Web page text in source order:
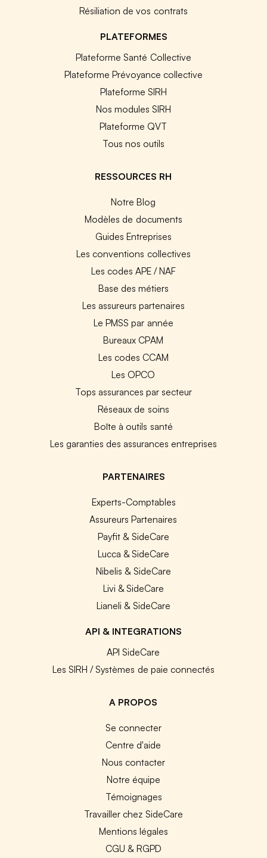
Résiliation de vos contrats
PLATEFORMES
Plateforme Santé Collective
Plateforme Prévoyance collective
Plateforme SIRH
Nos modules SIRH
Plateforme QVT
Tous nos outils
RESSOURCES RH
Notre Blog
Modèles de documents
Guides Entreprises
Les conventions collectives
Les codes APE / NAF
Base des métiers
Les assureurs partenaires
Le PMSS par année
Bureaux CPAM
Les codes CCAM
Les OPCO
Tops assurances par secteur
Réseaux de soins
Boîte à outils santé
Les garanties des assurances entreprises
PARTENAIRES
Experts-Comptables
Assureurs Partenaires
Payfit & SideCare
Lucca & SideCare
Nibelis & SideCare
Livi & SideCare
Lianeli & SideCare
API & INTEGRATIONS
API SideCare
Les SIRH / Systèmes de paie connectés
A PROPOS
Se connecter
Centre d'aide
Nous contacter
Notre équipe
Témoignages
Travailler chez SideCare
Mentions légales
CGU & RGPD